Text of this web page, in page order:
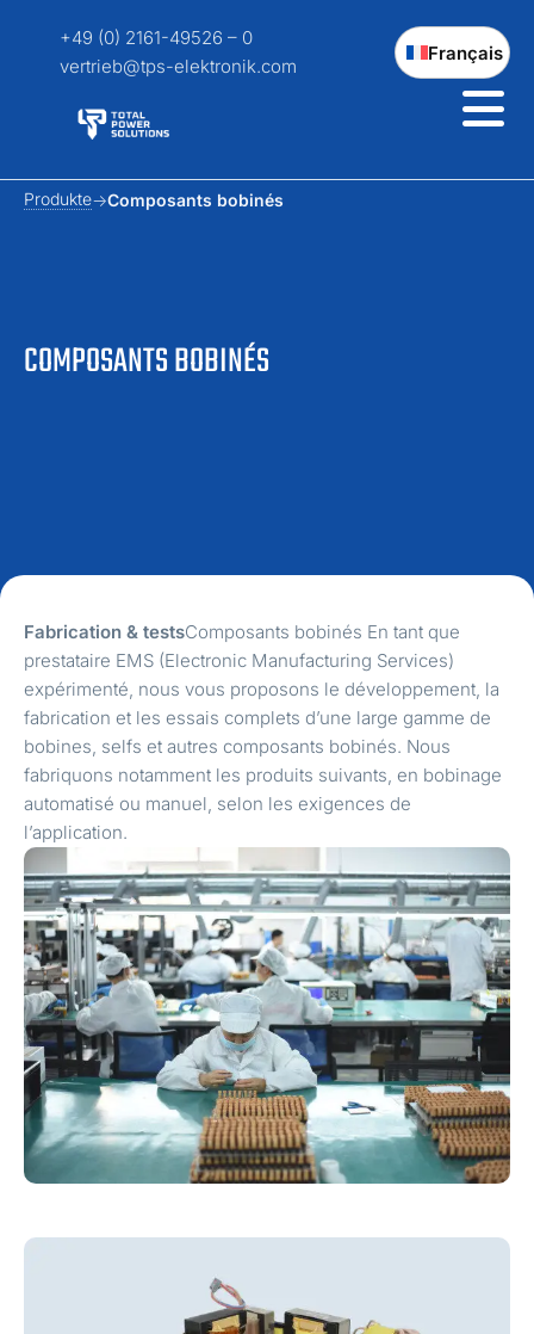
+49 (0) 2161-49526 – 0
vertrieb@tps-elektronik.com
Français
COMPOSANTS BOBINÉS
Produkte Composants bobinés
Fabrication & testsComposants bobinés En tant que
prestataire EMS (Electronic Manufacturing Services)
expérimenté, nous vous proposons le développement, la
fabrication et les essais complets d’une large gamme de
bobines, selfs et autres composants bobinés. Nous
fabriquons notamment les produits suivants, en bobinage
automatisé ou manuel, selon les exigences de
l’application.